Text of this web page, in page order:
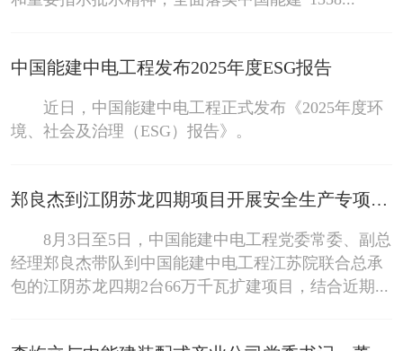
中国能建中电工程发布2025年度ESG报告
近日，中国能建中电工程正式发布《2025年度环
境、社会及治理（ESG）报告》。
郑良杰到江阴苏龙四期项目开展安全生产专项督导检查
8月3日至5日，中国能建中电工程党委常委、副总
经理郑良杰带队到中国能建中电工程江苏院联合总承
包的江阴苏龙四期2台66万千瓦扩建项目，结合近期...